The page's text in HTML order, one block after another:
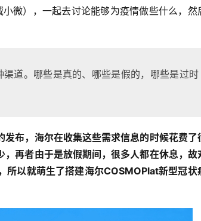
微），一起去讨论能够为疫情做些什么，然
道。哪些是真的、哪些是假的，哪些是过时
布，海尔在收集这些需求信息的时候花费了
再者由于是放假期间，很多人都在休息，故
所以就萌生了搭建海尔COSMOPlat新型冠状